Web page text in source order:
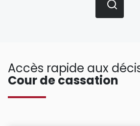
Accès rapide aux
Cour de cassation